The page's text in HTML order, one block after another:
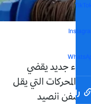
TikTok
رابط مختصر
إجراء جديد يقضي
المحركات التي يقل
لسفن الصيد